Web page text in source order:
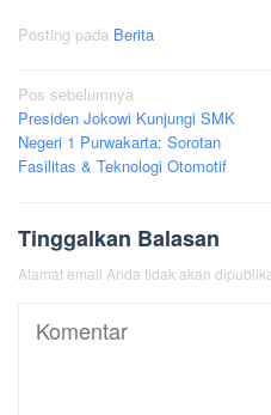
Posting pada Berita
Navigasi
pos
Pos sebelumnya
Presiden Jokowi Kunjungi SMK
Negeri 1 Purwakarta: Sorotan
Fasilitas & Teknologi Otomotif
Tinggalkan Balasan
Alamat email Anda tidak akan